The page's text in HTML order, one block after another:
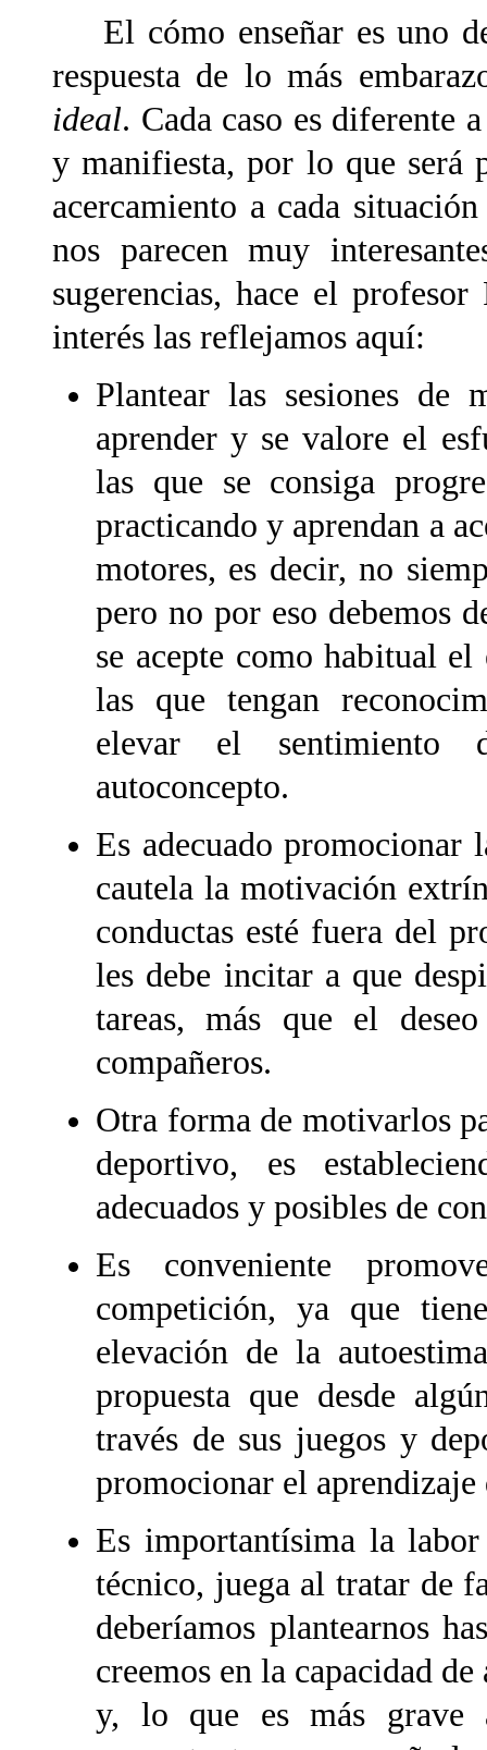
El cómo enseñar es uno
respuesta de lo más
ideal. Cada caso es diferente
y manifiesta, por lo que será
acercamiento a cada
nos parecen muy
sugerencias, hace el
interés las reflejamos aquí:
Plantear las sesiones de
aprender y se valore el
las que se consiga
practicando y aprendan a
motores, es decir, no
pero no por eso debemos
se acepte como habitual
las que tengan
elevar el sentimiento
autoconcepto.
Es adecuado
cautela la motivación
conductas esté fuera del
les debe incitar a que
tareas, más que el
compañeros.
Otra forma de motivarlos
deportivo, es
adecuados y posibles de
Es conveniente
competición, ya que
elevación de la
propuesta que desde
través de sus juegos y
promocionar el aprendizaje
Es importantísima la
técnico, juega al tratar de
deberíamos plantearnos
creemos en la capacidad
y, lo que es más grave